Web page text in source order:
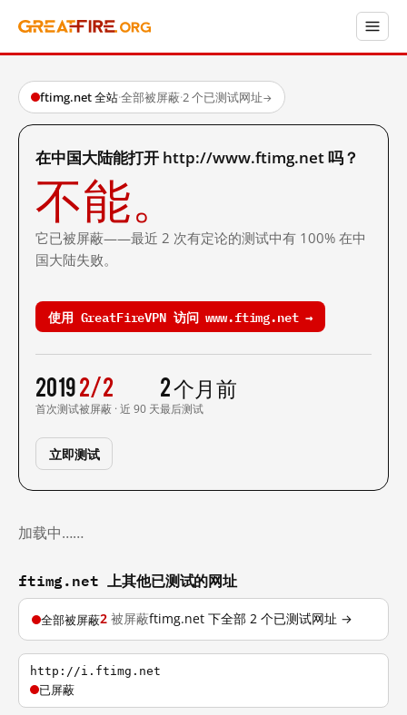
ftimg.net 全站·全部被屏蔽·2 个已测试网址→
在中国大陆能打开 http://www.ftimg.net 吗？
不能。
它已被屏蔽——最近 2 次有定论的测试中有 100% 在中
国大陆失败。
使用 GreatFireVPN 访问 www.ftimg.net →
2019
首次测试
2/2
被屏蔽 · 近 90 天
2 个月前
最后测试
立即测试
加载中……
ftimg.net 上其他已测试的网址
全部被屏蔽2 被屏蔽ftimg.net 下全部 2 个已测试网址 →
http://i.ftimg.net
已屏蔽